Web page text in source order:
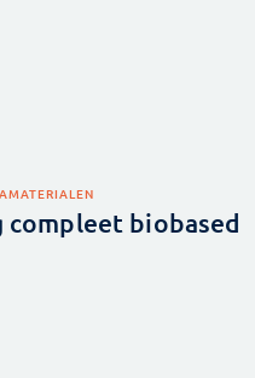
MATERIALEN
compleet biobased